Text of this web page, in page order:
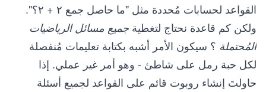
القواعد لحسابات مُحددة مثل "ما حاصل جمع ٢ + ٢؟".
ولكن كم قاعدة نحتاج لتغطية جميع مسائل الرياضيات
المُحتملة ؟ سيكون الأمر أشبه بكتابة تعليمات مُنفصلة
لكل حبة رمل على شاطئ - وهو أمر غير عملي. إذا
حاولتَ إنشاء روبوت قائم على القواعد لجميع أسئلة